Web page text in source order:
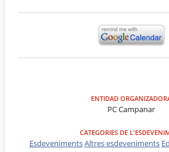
ENTIDAD
PC Campanar
CATEGORIES DE
EsdevenimentsAltres esdeveniments